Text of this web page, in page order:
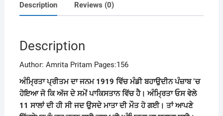
Description Reviews (0)
Description
Author: Amrita Pritam Pages:156
ਅੰਮ੍ਰਿਤਾ ਪ੍ਰੀਤਮ ਦਾ ਜਨਮ 1919 ਵਿੱਚ ਮੰਡੀ ਬਹਾਉਦੀਨ ਪੰਜ਼ਾਬ‘ਚ
ਹੋਇਆ ਜੋ ਕਿ ਅੱਜ ਦੇ ਸਮੇਂ ਪਾਕਿਸਤਾਨ ਵਿੱਚ ਹੈ। ਅੰਮ੍ਰਿਤਾ ਓਸ ਵੇਲੇ
11 ਸਾਲਾਂ ਦੀ ਹੀ ਸੀ ਜਦ ਉਸਦੇ ਮਾਤਾ ਦੀ ਮੌਤ ਹੋ ਗਈ। ਤਾਂ ਆਪਣੇ